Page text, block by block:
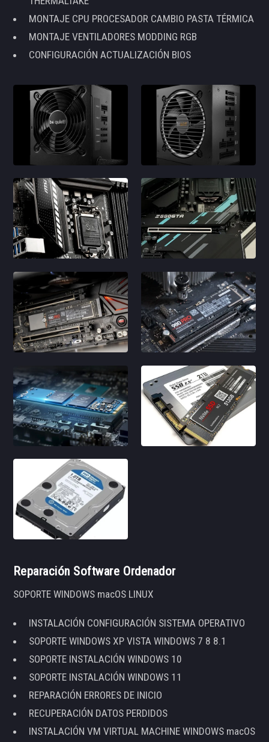
MONTAJE CPU PROCESADOR CAMBIO PASTA TÉRMICA
MONTAJE VENTILADORES MODDING RGB
CONFIGURACIÓN ACTUALIZACIÓN BIOS
Reparación Software Ordenador
SOPORTE WINDOWS macOS LINUX
INSTALACIÓN CONFIGURACIÓN SISTEMA OPERATIVO
SOPORTE WINDOWS XP VISTA WINDOWS 7 8 8.1
SOPORTE INSTALACIÓN WINDOWS 10
SOPORTE INSTALACIÓN WINDOWS 11
REPARACIÓN ERRORES DE INICIO
RECUPERACIÓN DATOS PERDIDOS
INSTALACIÓN VM VIRTUAL MACHINE WINDOWS macOS